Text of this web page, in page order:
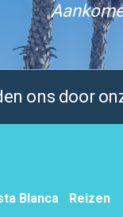
ons door
Blanca Reizen